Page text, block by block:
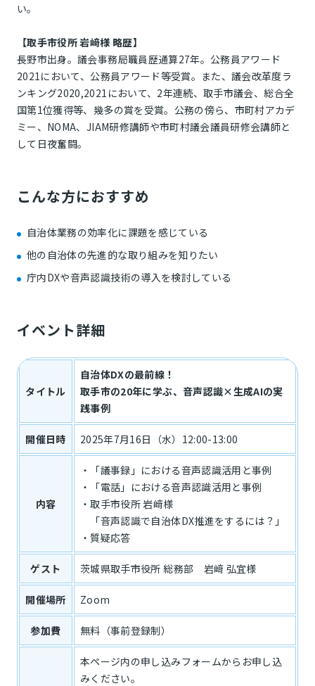
い。
【取手市役所 岩﨑様 略歴】
長野市出身。議会事務局職員歴通算27年。公務員アワード
2021において、公務員アワード等受賞。また、議会改革度ラ
ンキング2020,2021において、2年連続、取手市議会、総合全
国第1位獲得等、幾多の賞を受賞。公務の傍ら、市町村アカデ
ミー、NOMA、JIAM研修講師や市町村議会議員研修会講師と
して日夜奮闘。
こんな方におすすめ
自治体業務の効率化に課題を感じている
他の自治体の先進的な取り組みを知りたい
庁内DXや音声認識技術の導入を検討している
イベント詳細
タイトル
自治体DXの最前線！
取手市の20年に学ぶ、音声認識×生成AIの実
践事例
開催日時 2025年7月16日（水）12:00-13:00
内容
・「議事録」における音声認識活用と事例
・「電話」における音声認識活用と事例
・取手市役所 岩﨑様
「音声認識で自治体DX推進をするには？」
・質疑応答
ゲスト 茨城県取手市役所 総務部 岩﨑 弘宜様
開催場所 Zoom
参加費 無料（事前登録制）
本ページ内の申し込みフォームからお申し込
みください。